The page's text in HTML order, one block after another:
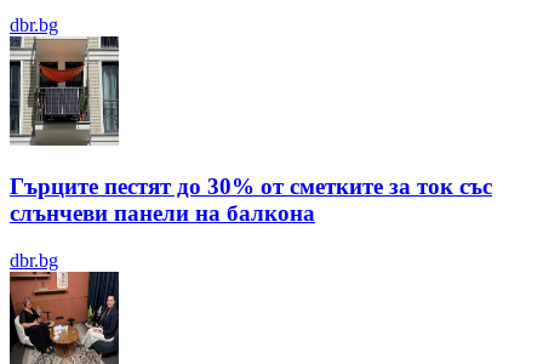
dbr.bg
Гърците пестят до 30% от сметките за ток със
слънчеви панели на балкона
dbr.bg